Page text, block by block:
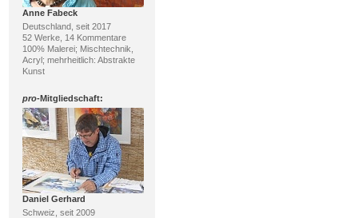
Anne Fabeck
Deutschland, seit 2017
52 Werke, 14 Kommentare
100% Malerei; Mischtechnik,
Acryl; mehrheitlich: Abstrakte
Kunst
pro-Mitgliedschaft:
Daniel Gerhard
Schweiz, seit 2009